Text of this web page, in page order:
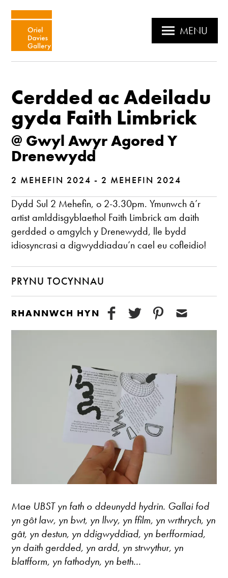
MENU
Cerdded ac Adeiladu
gyda Faith Limbrick
@ Gwyl Awyr Agored Y
Drenewydd
2 MEHEFIN 2024 - 2 MEHEFIN 2024
Dydd Sul 2 Mehefin, o 2-3.30pm. Ymunwch â’r
artist amlddisgyblaethol Faith Limbrick am daith
gerdded o amgylch y Drenewydd, lle bydd
idiosyncrasi a digwyddiadau’n cael eu cofleidio!
PRYNU TOCYNNAU
RHANNWCH HYN
Mae UBST yn fath o ddeunydd hydrin. Gallai fod
yn gôt law, yn bwt, yn llwy, yn ffilm, yn wrthrych, yn
gât, yn destun, yn ddigwyddiad, yn berfformiad,
yn daith gerdded, yn ardd, yn strwythur, yn
blatfform, yn fathodyn, yn beth...